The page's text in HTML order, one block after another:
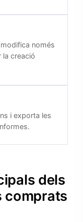
només
la creació
i exporta les
dels
comprats